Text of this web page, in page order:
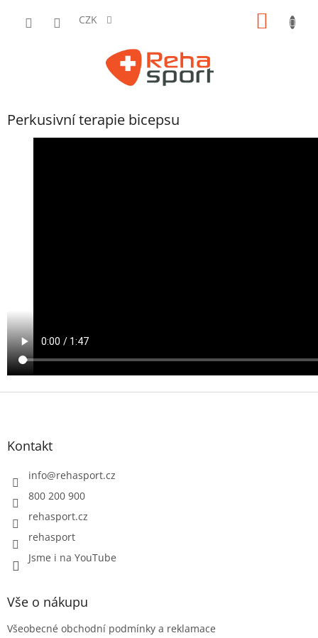
CZK
Perkusivní terapie bicepsu
Z
Kontakt
info@rehasport.cz
800 200 900
rehasport.cz
rehasport
Jsme i na YouTube
Vše o nákupu
Všeobecné obchodní podmínky a reklamace